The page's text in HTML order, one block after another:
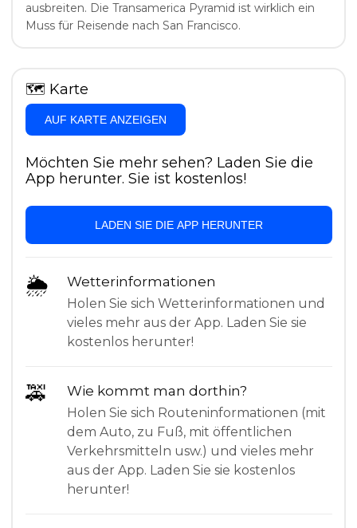
ausbreiten. Die Transamerica Pyramid ist wirklich ein
Muss für Reisende nach San Francisco.
🗺 Karte
AUF KARTE ANZEIGEN
Möchten Sie mehr sehen? Laden Sie die
App herunter. Sie ist kostenlos!
LADEN SIE DIE APP HERUNTER
🌦 Wetterinformationen
Holen Sie sich Wetterinformationen und
vieles mehr aus der App. Laden Sie sie
kostenlos herunter!
🚕 Wie kommt man dorthin?
Holen Sie sich Routeninformationen (mit
dem Auto, zu Fuß, mit öffentlichen
Verkehrsmitteln usw.) und vieles mehr
aus der App. Laden Sie sie kostenlos
herunter!